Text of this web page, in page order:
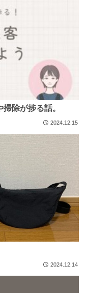
除が捗る話。
2024.12.15
2024.12.14